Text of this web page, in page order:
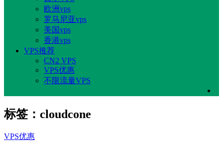
欧洲vps
罗马尼亚vps
美国vps
香港vps
VPS推荐
CN2 VPS
VPS优惠
不限流量VPS
标签：cloudcone
VPS优惠